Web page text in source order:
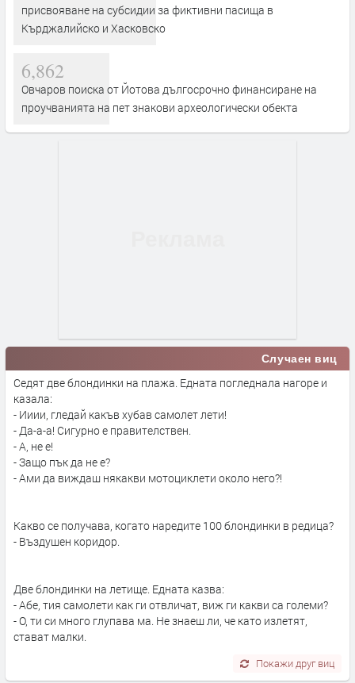
присвояване на субсидии за фиктивни пасища в
Кърджалийско и Хасковско
6,862
Овчаров поиска от Йотова дългосрочно финансиране на
проучванията на пет знакови археологически обекта
Случаен виц
Седят две блондинки на плажа. Едната погледнала нагоре и
казала:
- Ииии, гледай какъв хубав самолет лети!
- Да-а-а! Сигурно е правителствен.
- А, не е!
- Защо пък да не е?
- Ами да виждаш някакви мотоциклети около него?!
Какво се получава, когато наредите 100 блондинки в редица?
- Въздушен коридор.
Две блондинки на летище. Едната казва:
- Абе, тия самолети как ги отвличат, виж ги какви са големи?
- О, ти си много глупава ма. Не знаеш ли, че като излетят,
стават малки.
Покажи друг виц